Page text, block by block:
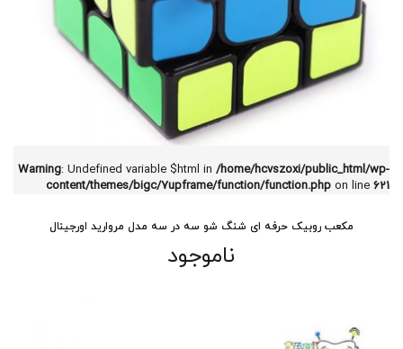
Warning: Undefined variable $html in /home/hcvszoxi/public_html/wp-
content/themes/bigc/7upframe/function/function.php on line 621
مکعب روبیک حرفه ای شنگ شو سه در سه مدل مروارید اورجینال
ناموجود